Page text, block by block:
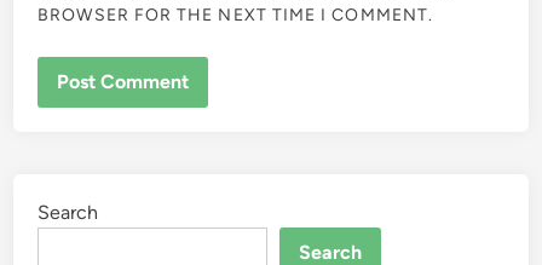
BROWSER FOR THE NEXT TIME I COMMENT.
Search
Search